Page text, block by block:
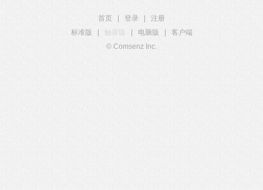
首页 登录
注册
标准版
触屏版 电脑版
客户端
© Comsenz Inc.